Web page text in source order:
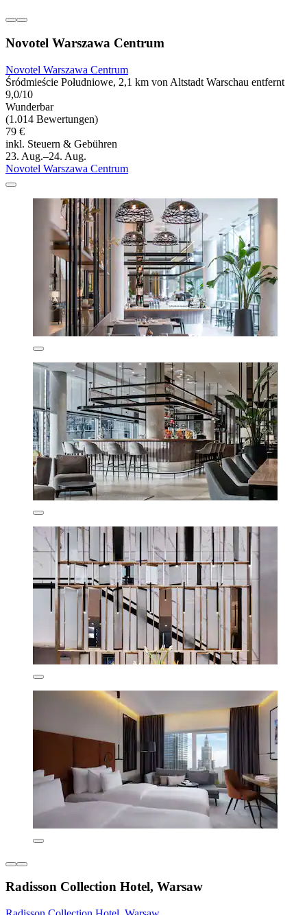
Novotel Warszawa Centrum
Novotel Warszawa Centrum
Śródmieście Południowe, 2,1 km von Altstadt Warschau entfernt
9,0/10
Wunderbar
(1.014 Bewertungen)
79 €
inkl. Steuern & Gebühren
23. Aug.–24. Aug.
Novotel Warszawa Centrum
Radisson Collection Hotel, Warsaw